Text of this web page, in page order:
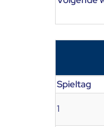
Spieltag
1